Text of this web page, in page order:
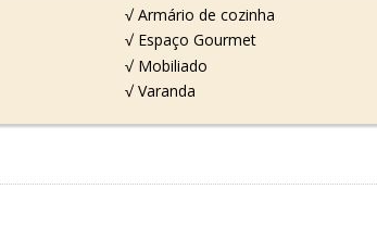
√ Armário de cozinha
√ Espaço Gourmet
√ Mobiliado
√ Varanda